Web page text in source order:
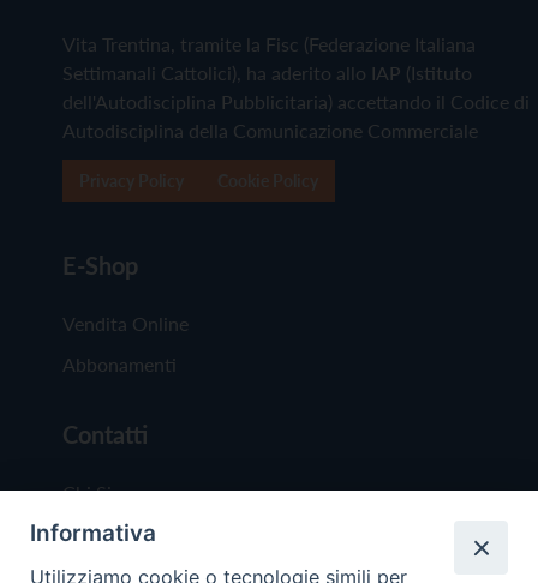
Vita Trentina, tramite la Fisc (Federazione Italiana
Settimanali Cattolici), ha aderito allo IAP (Istituto
dell'Autodisciplina Pubblicitaria) accettando il Codice di
Autodisciplina della Comunicazione Commerciale
E-Shop
Vendita Online
Abbonamenti
Contatti
Chi Siamo
Redazione
Scrivici
Informativa
Utilizziamo cookie o tecnologie simili per